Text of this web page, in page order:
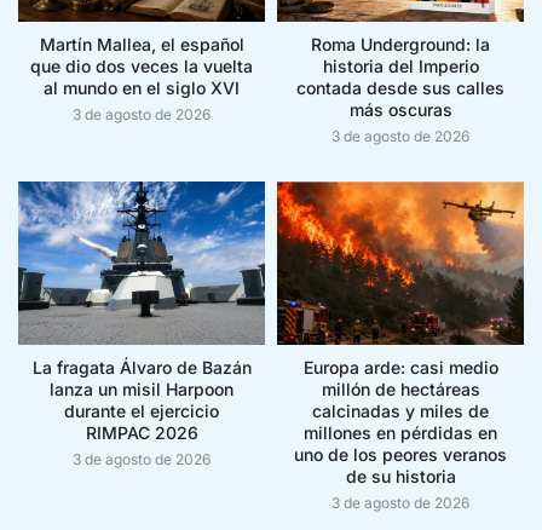
Martín Mallea, el español
que dio dos veces la vuelta
al mundo en el siglo XVI
3 de agosto de 2026
Roma Underground: la
historia del Imperio
contada desde sus calles
más oscuras
3 de agosto de 2026
La fragata Álvaro de Bazán
lanza un misil Harpoon
durante el ejercicio
RIMPAC 2026
3 de agosto de 2026
Europa arde: casi medio
millón de hectáreas
calcinadas y miles de
millones en pérdidas en
uno de los peores veranos
de su historia
3 de agosto de 2026